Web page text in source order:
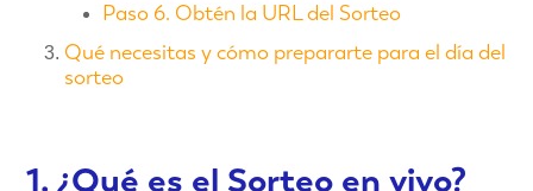
Paso 6. Obtén la URL del Sorteo
Qué necesitas y cómo prepararte para el día del
sorteo
1. ¿Qué es el Sorteo en vivo?